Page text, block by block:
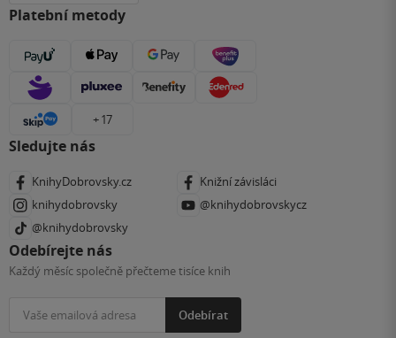
Platební metody
+ 17
Sledujte nás
KnihyDobrovsky.cz
Knižní závisláci
knihydobrovsky
@knihydobrovskycz
@knihydobrovsky
Odebírejte nás
Každý měsíc společně přečteme tisíce knih
Odebírat